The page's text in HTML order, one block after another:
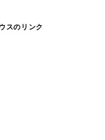
スのリンク